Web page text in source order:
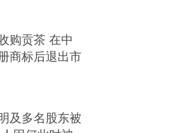
购贡茶 在中
商标后退出市
及多名股东被